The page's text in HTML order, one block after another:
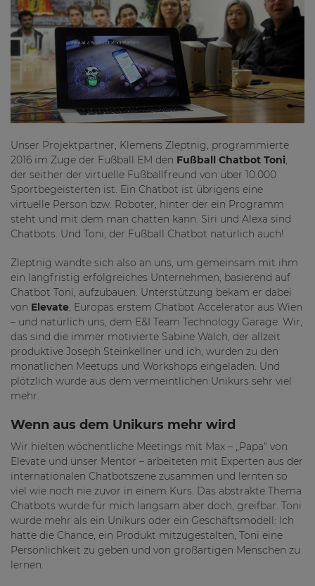
Unser Projektpartner, Klemens Zleptnig, programmierte
2016 im Zuge der Fußball EM den Fußball Chatbot Toni,
der seither der virtuelle Fußballfreund von über 10.000
Sportbegeisterten ist. Ein Chatbot ist übrigens eine
virtuelle Person bzw. Roboter, hinter der ein Programm
steht und mit dem man chatten kann. Siri und Alexa sind
Chatbots. Und Toni, der Fußball Chatbot natürlich auch!
Zleptnig wandte sich also an uns, um gemeinsam mit ihm
ein langfristig erfolgreiches Unternehmen, basierend auf
Chatbot Toni, aufzubauen. Unterstützung bekam er dabei
von Elevate, Europas erstem Chatbot Accelerator aus Wien
– und natürlich uns, dem E&I Team Technology Garage. Wir,
das sind die immer motivierte Sabine Walch, der allzeit
produktive Joseph Steinkellner und ich, wurden zu den
monatlichen Meetups und Workshops eingeladen. Und
plötzlich wurde aus dem vermeintlichen Unikurs sehr viel
mehr.
Wenn aus dem Unikurs mehr wird
Wir hielten wöchentliche Meetings mit Max – „Papa“ von
Elevate und unser Mentor – arbeiteten mit Experten aus der
internationalen Chatbotszene zusammen und lernten so
viel wie noch nie zuvor in einem Kurs. Das abstrakte Thema
Chatbots wurde für mich langsam aber doch, greifbar. Toni
wurde mehr als ein Unikurs oder ein Geschäftsmodell: Ich
hatte die Chance, ein Produkt mitzugestalten, Toni eine
Persönlichkeit zu geben und von großartigen Menschen zu
lernen.